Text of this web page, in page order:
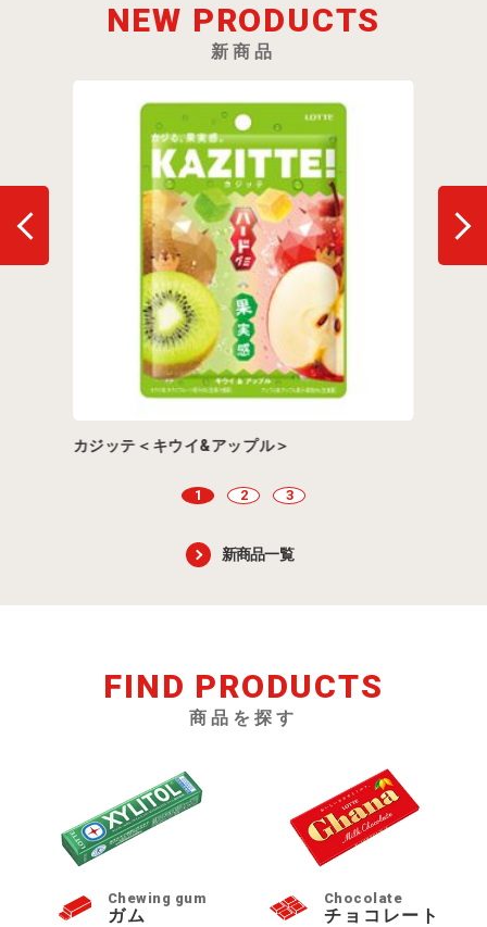
NEW PRODUCTS
新商品
カジッテ＜キウイ&アップル＞
1 2 3
新商品一覧
FIND PRODUCTS
商品を探す
Chewing gum
ガム
Chocolate
チョコレート